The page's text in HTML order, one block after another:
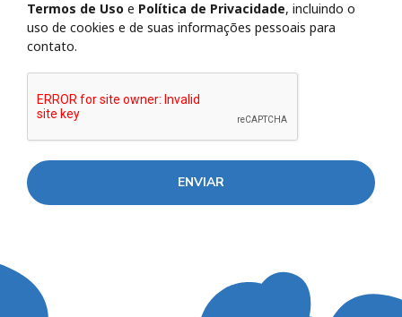
Termos de Uso e Política de Privacidade, incluindo o
uso de cookies e de suas informações pessoais para
contato.
ENVIAR